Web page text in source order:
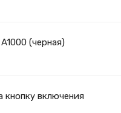
(черная)
кнопку включения